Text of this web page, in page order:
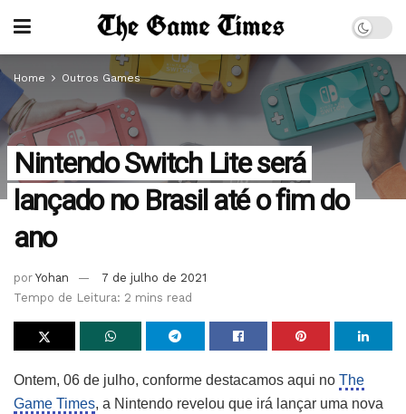
Home Outros Games
Nintendo Switch Lite será
lançado no Brasil até o fim do
ano
por Yohan
7 de julho de 2021
Tempo de Leitura: 2 mins read
Ontem, 06 de julho, conforme destacamos aqui no The
Game Times, a Nintendo revelou que irá lançar uma nova